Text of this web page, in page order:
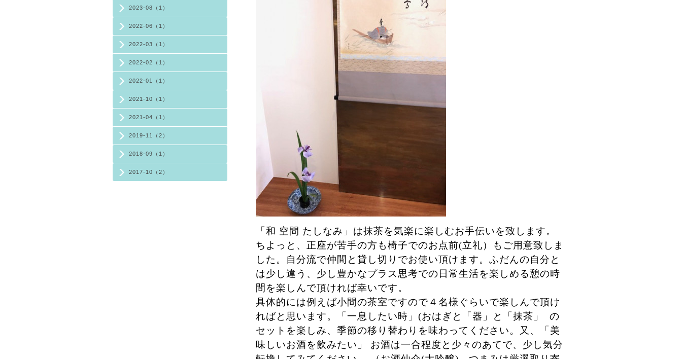
2023-08（1）
2022-06（1）
2022-03（1）
2022-02（1）
2022-01（1）
2021-10（1）
2021-04（1）
2019-11（2）
2018-09（1）
2017-10（2）
「和 空間 たしなみ」は抹茶を気楽に楽しむお手伝いを致します。
ちよっと、正座が苦手の方も椅子でのお点前(立礼）もご用意致しま
した。自分流で仲間と貸し切りでお使い頂けます。ふだんの自分と
は少し違う、少し 豊かなプラス 思考での日常生活を楽しめる憩の時
間を楽しんで頂ければ幸いです。
具体的には例えば小間の茶室ですので４名様ぐらいで楽しんで頂け
ればと思います。「一息したい時 」 (おはぎと 「器」と「抹茶 」
の
セットを楽しみ、季節の移り替わり を味わってください。又、
「美
味しいお酒を飲みたい」 お酒は一合程度と少々のあてで、少し気分